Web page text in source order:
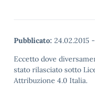
Pubblicato: 24.02.2015 -
Eccetto dove
stato rilasciato sotto
Attribuzione 4.0 Italia.